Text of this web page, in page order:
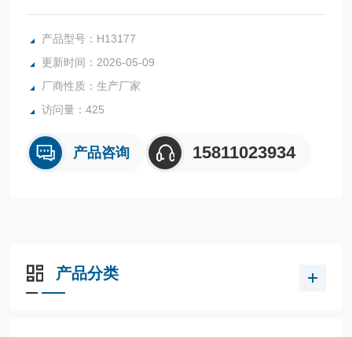
型号：SB600.3
流量：0.3L/Min
产品型号：H13177
更新时间：2026-05-09
厂商性质：生产厂家
访问量：425
产品咨询 15811023934
产品分类